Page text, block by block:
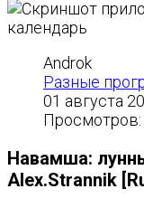
Androk
Разные
01 августа
Просмотров:
Навамша:
Alex.Strannik